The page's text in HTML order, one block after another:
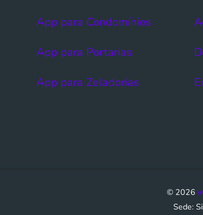
App para Condomínios
App para Portarias
App para Zeladorias
© 2026
Sede: